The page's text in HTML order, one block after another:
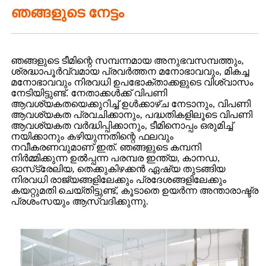
ഞങ്ങളുടെ നേട്ടം
ഞങ്ങളുടെ ടീമിന്റെ സമ്പന്നമായ അനുഭവസമ്പത്തും,
ശ്രദ്ധാപൂർവ്വമായ പ്രവർത്തന മനോഭാവവും, മികച്ച
മനോഭാവവും നിരവധി ഉപഭോക്താക്കളുടെ വിശ്വാസം
നേടിയിട്ടുണ്ട്. നേതാക്കൾക്ക് വിപണി
ആവശ്യകതയെക്കുറിച്ച് ഉൾക്കാഴ്ച നേടാനും, വിപണി
ആവശ്യകത പ്രവചിക്കാനും, പദ്ധതികളിലൂടെ വിപണി
ആവശ്യകത വർദ്ധിപ്പിക്കാനും, ടീമിനൊപ്പം ഒരുമിച്ച്
നയിക്കാനും കഴിയുന്നതിന്റെ ഫലവും
നവീകരണവുമാണ് ഇത്. ഞങ്ങളുടെ കമ്പനി
നിർമ്മിക്കുന്ന ഉൽപ്പന്ന പരമ്പര ഇന്ത്യ, കാനഡ,
ഓസ്‌ട്രേലിയ, തെക്കുകിഴക്കൻ ഏഷ്യ തുടങ്ങിയ
നിരവധി രാജ്യങ്ങളിലേക്കും പ്രദേശങ്ങളിലേക്കും
കയറ്റുമതി ചെയ്തിട്ടുണ്ട്, കൂടാതെ ഉയർന്ന അന്താരാഷ്ട്ര
പ്രശംസയും ആസ്വദിക്കുന്നു.